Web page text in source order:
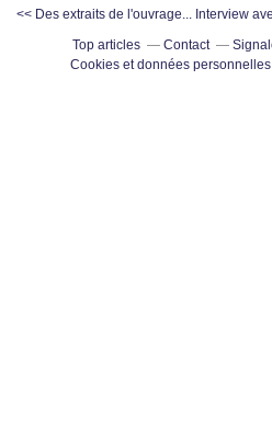
<< Des extraits de l'ouvrage...
Interview
Top articles
Contact
Cookies et données personnelles